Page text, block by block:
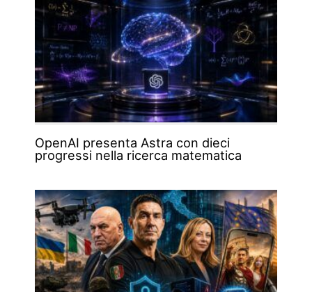
OpenAI presenta Astra con dieci
progressi nella ricerca matematica